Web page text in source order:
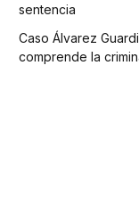
sentencia
Caso Álvarez
comprende la